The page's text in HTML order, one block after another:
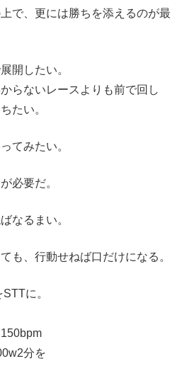
で、更には勝ちを添えるのが最
開したい。
らないレースよりも前で回し
たい。
てみたい。
必要だ。
なるまい。
も、行動せねば口だけになる。
に。
分を